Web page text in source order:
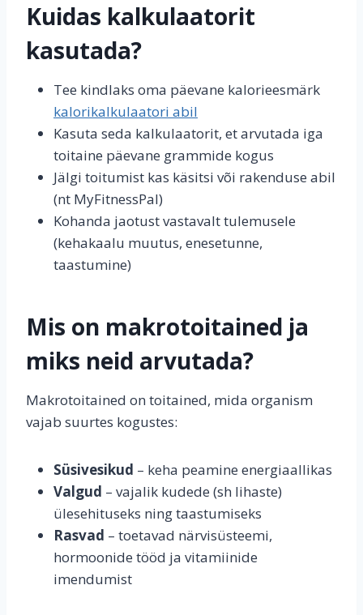
Kuidas kalkulaatorit
kasutada?
Tee kindlaks oma päevane kalorieesmärk
kalorikalkulaatori abil
Kasuta seda kalkulaatorit, et arvutada iga
toitaine päevane grammide kogus
Jälgi toitumist kas käsitsi või rakenduse abil
(nt MyFitnessPal)
Kohanda jaotust vastavalt tulemusele
(kehakaalu muutus, enesetunne,
taastumine)
Mis on makrotoitained ja
miks neid arvutada?
Makrotoitained on toitained, mida organism
vajab suurtes kogustes:
Süsivesikud – keha peamine energiaallikas
Valgud – vajalik kudede (sh lihaste)
ülesehituseks ning taastumiseks
Rasvad – toetavad närvisüsteemi,
hormoonide tööd ja vitamiinide
imendumist